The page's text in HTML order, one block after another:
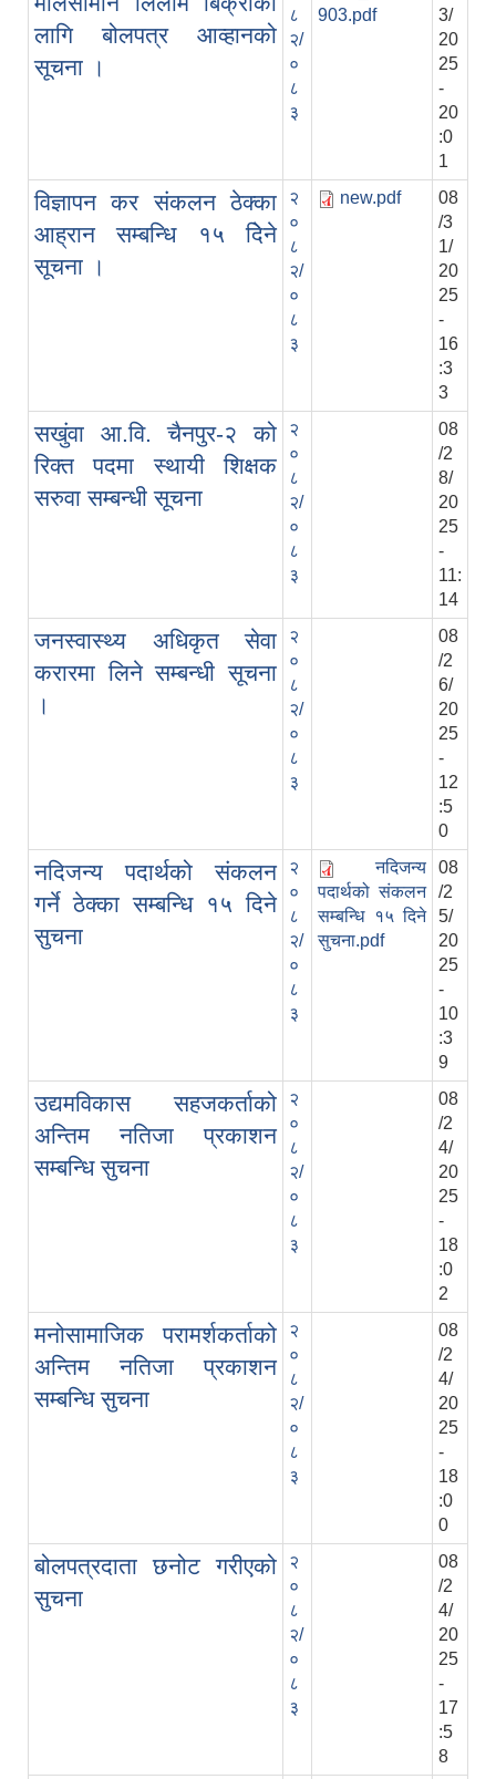
लागि बोलपत्र आव्हानको
सूचना ।
८
२/
०
८
३
903.pdf
3/
20
25
-
20
:0
1
विज्ञापन कर स‍ंकलन ठेक्का
आह्रान सम्बन्धि १५ दिेने
सूचना ।
२
०
८
२/
०
८
३
new.pdf
08
/3
1/
20
25
-
16
:3
3
सखुंवा आ.वि. चैनपुर-२ को
रिक्त पदमा स्थायी शिक्षक
सरुवा सम्बन्धी सूचना
२
०
८
२/
०
८
३
08
/2
8/
20
25
-
11:
14
जनस्वास्थ्य अधिकृत सेवा
करारमा लिने सम्बन्धी सूचना
।
२
०
८
२/
०
८
३
08
/2
6/
20
25
-
12
:5
0
नदिजन्य पदार्थको संकलन
गर्ने ठेक्का सम्बन्धि १५ दिने
सुचना
२
०
८
२/
०
८
३
नदिजन्य
पदार्थको संकलन
सम्बन्धि १५ दिने
सुचना.pdf
08
/2
5/
20
25
-
10
:3
9
उद्यमविकास सहजकर्ताको
अन्तिम नतिजा प्रकाशन
सम्बन्धि सुचना
२
०
८
२/
०
८
३
08
/2
4/
20
25
-
18
:0
2
मनोसामाजिक परामर्शकर्ताको
अन्तिम नतिजा प्रकाशन
सम्बन्धि सुचना
२
०
८
२/
०
८
३
08
/2
4/
20
25
-
18
:0
0
बोलपत्रदाता छनोट गरीएको
सुचना
२
०
८
२/
०
८
३
08
/2
4/
20
25
-
17
:5
8